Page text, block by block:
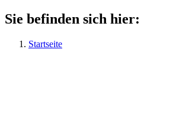
Sie befinden sich hier:
Startseite